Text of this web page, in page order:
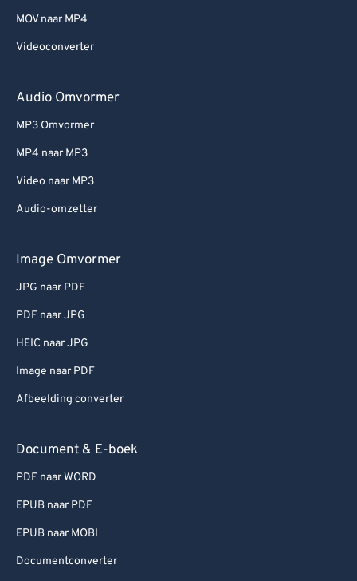
MOV naar MP4
Videoconverter
Audio Omvormer
MP3 Omvormer
MP4 naar MP3
Video naar MP3
Audio-omzetter
Image Omvormer
JPG naar PDF
PDF naar JPG
HEIC naar JPG
Image naar PDF
Afbeelding converter
Document & E-boek
PDF naar WORD
EPUB naar PDF
EPUB naar MOBI
Documentconverter